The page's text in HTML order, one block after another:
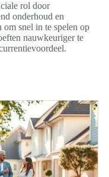
rol door
onderhoud en
snel in te spelen op
nauwkeuriger te